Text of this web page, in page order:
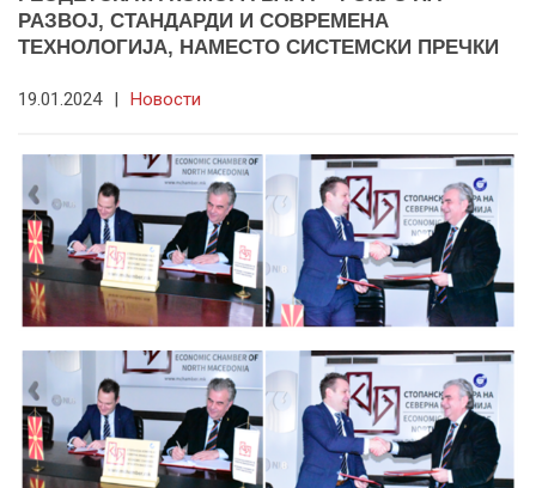
РАЗВОЈ, СТАНДАРДИ И СОВРЕМЕНА
ТЕХНОЛОГИЈА, НАМЕСТО СИСТЕМСКИ ПРЕЧКИ
19.01.2024 | Новости